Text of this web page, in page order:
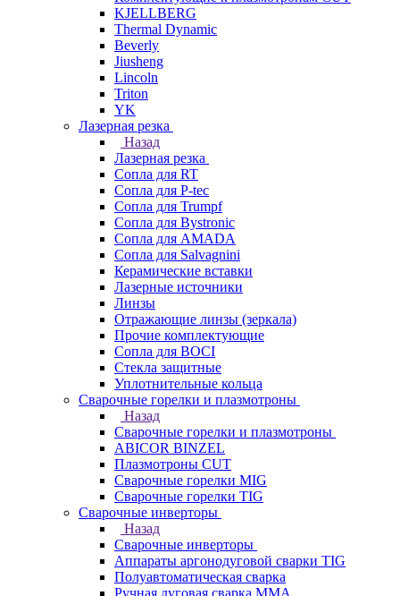
KJELLBERG
Thermal Dynamic
Beverly
Jiusheng
Lincoln
Triton
YK
Лазерная резка
Назад
Лазерная резка
Сопла для RT
Сопла для P-tec
Сопла для Trumpf
Сопла для Bystronic
Сопла для AMADA
Сопла для Salvagnini
Керамические вставки
Лазерные источники
Линзы
Отражающие линзы (зеркала)
Прочие комплектующие
Сопла для BOCI
Стекла защитные
Уплотнительные кольца
Сварочные горелки и плазмотроны
Назад
Сварочные горелки и плазмотроны
ABICOR BINZEL
Плазмотроны CUT
Сварочные горелки MIG
Сварочные горелки TIG
Сварочные инверторы
Назад
Сварочные инверторы
Аппараты аргонодуговой сварки TIG
Полуавтоматическая сварка
Ручная дуговая сварка MMA